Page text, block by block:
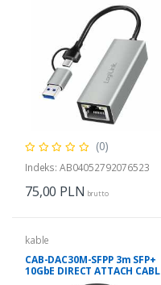
(0)
Indeks: AB04052792076523
75,00 PLN brutto
kable
CAB-DAC30M-SFPP 3m SFP+
10GbE DIRECT ATTACH CABL